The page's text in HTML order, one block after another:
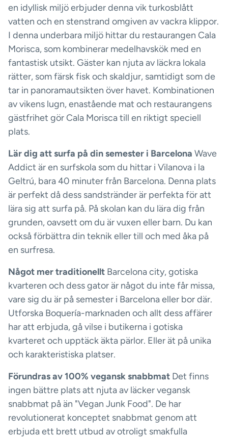
en idyllisk miljö erbjuder denna vik turkosblått
vatten och en stenstrand omgiven av vackra klippor.
I denna underbara miljö hittar du restaurangen Cala
Morisca, som kombinerar medelhavskök med en
fantastisk utsikt. Gäster kan njuta av läckra lokala
rätter, som färsk fisk och skaldjur, samtidigt som de
tar in panoramautsikten över havet. Kombinationen
av vikens lugn, enastående mat och restaurangens
gästfrihet gör Cala Morisca till en riktigt speciell
plats.
Lär dig att surfa på din semester i Barcelona Wave
Addict är en surfskola som du hittar i Vilanova i la
Geltrú, bara 40 minuter från Barcelona. Denna plats
är perfekt då dess sandstränder är perfekta för att
lära sig att surfa på. På skolan kan du lära dig från
grunden, oavsett om du är vuxen eller barn. Du kan
också förbättra din teknik eller till och med åka på
en surfresa.
Något mer traditionellt Barcelona city, gotiska
kvarteren och dess gator är något du inte får missa,
vare sig du är på semester i Barcelona eller bor där.
Utforska Boquería-marknaden och allt dess affärer
har att erbjuda, gå vilse i butikerna i gotiska
kvarteret och upptäck äkta pärlor. Eller ät på unika
och karakteristiska platser.
Förundras av 100% vegansk snabbmat Det finns
ingen bättre plats att njuta av läcker vegansk
snabbmat på än "Vegan Junk Food". De har
revolutionerat konceptet snabbmat genom att
erbjuda ett brett utbud av otroligt smakfulla